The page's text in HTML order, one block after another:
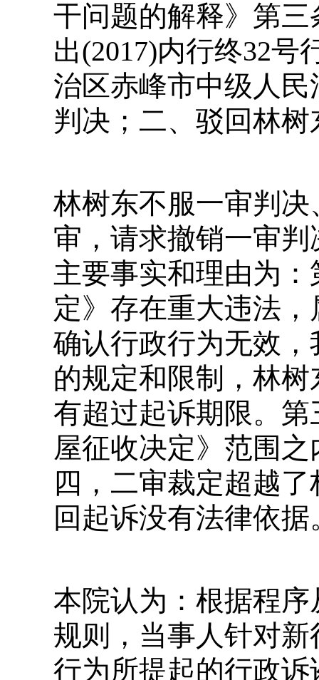
干问题的解释》第
出(2017)内行终32号
治区赤峰市中级人民
判决；二、驳回林
林树东不服一审判
审，请求撤销一审
主要事实和理由为
定》存在重大违法
确认行政行为无效
的规定和限制，林
有超过起诉期限。
屋征收决定》范围
四，二审裁定超越
回起诉没有法律依据
本院认为：根据程
规则，当事人针对
行为所提起的行政